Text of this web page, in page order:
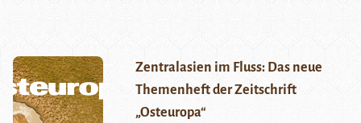
Zentralasien im Fluss: Das neue
Themenheft der Zeitschrift
„Osteuropa“